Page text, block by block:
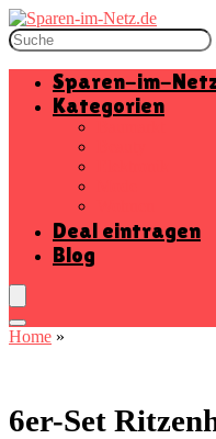
Sparen-im-
Kategorien
Deal eintragen
Blog
Home »
6er-Set